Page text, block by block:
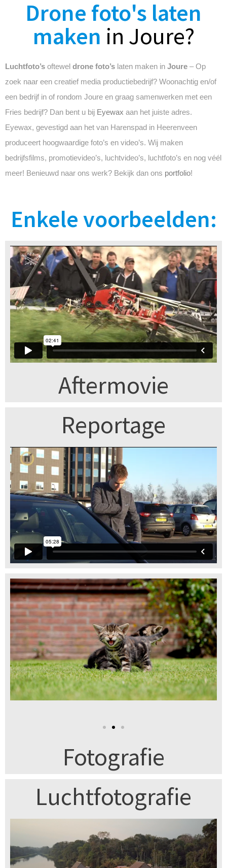
Drone foto's laten
maken in Joure?
Luchtfoto’s oftewel drone foto’s laten maken in Joure – Op
zoek naar een creatief media productiebedrijf? Woonachtig en/of
een bedrijf in of rondom Joure en graag samenwerken met een
Fries bedrijf? Dan bent u bij Eyewax aan het juiste adres.
Eyewax, gevestigd aan het van Harenspad in Heerenveen
produceert hoogwaardige foto’s en video’s. Wij maken
bedrijfsfilms, promotievideo’s, luchtvideo’s, luchtfoto’s en nog véél
meer! Benieuwd naar ons werk? Bekijk dan ons portfolio!
Enkele voorbeelden:
Aftermovie
Reportage
Fotografie
Luchtfotografie